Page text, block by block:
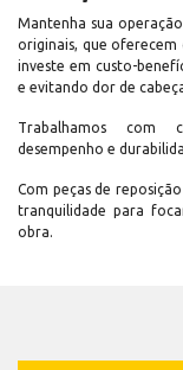
Mantenha sua
originais, que oferecem
investe em custo-
e evitando dor de
Trabalhamos com
desempenho e
Com peças de
tranquilidade para
obra.